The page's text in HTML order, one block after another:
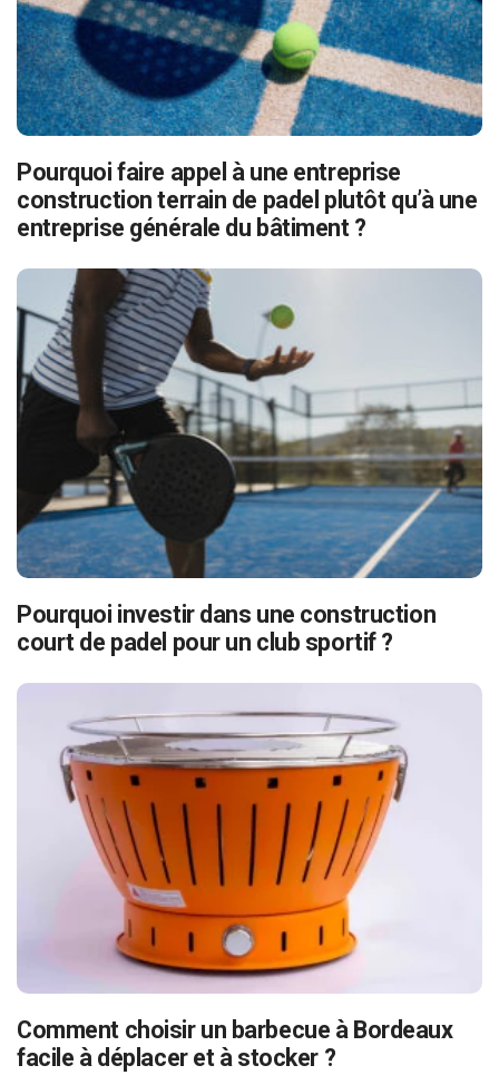
Pourquoi faire appel à une entreprise
construction terrain de padel plutôt qu’à une
entreprise générale du bâtiment ?
Pourquoi investir dans une construction
court de padel pour un club sportif ?
Comment choisir un barbecue à Bordeaux
facile à déplacer et à stocker ?